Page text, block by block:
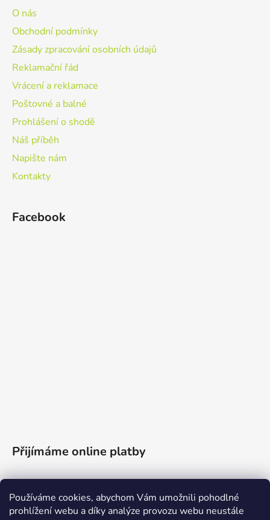
Používáme cookies, abychom Vám umožnili pohodlné
prohlížení webu a díky analýze provozu webu neustále
O nás
Obchodní podmínky
Zásady zpracování osobních údajů
Reklamační řád
Vrácení a reklamace
Poštovné a balné
Prohlášení o shodě
Náš příběh
Napište nám
Kontakty
Facebook
Přijímáme online platby